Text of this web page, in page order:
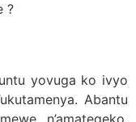
?
yovuga ko ivyo
Abantu
n’amategeko,